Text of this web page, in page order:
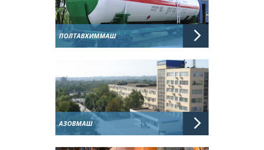
ПОЛТАВХИММАШ
АЗОВМАШ